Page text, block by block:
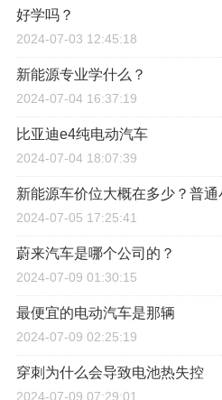
好学吗？
2024-07-03 12:45:18
新能源专业学什么？
2024-07-04 16:37:19
比亚迪e4纯电动汽车
2024-07-04 18:07:39
新能源车价位大概在多少？普通
2024-07-05 17:25:41
蔚来汽车是哪个公司的？
2024-07-09 01:30:15
最便宜的电动汽车是那辆
2024-07-09 02:25:19
穿刺为什么会导致电池热失控
2024-07-09 07:29:01